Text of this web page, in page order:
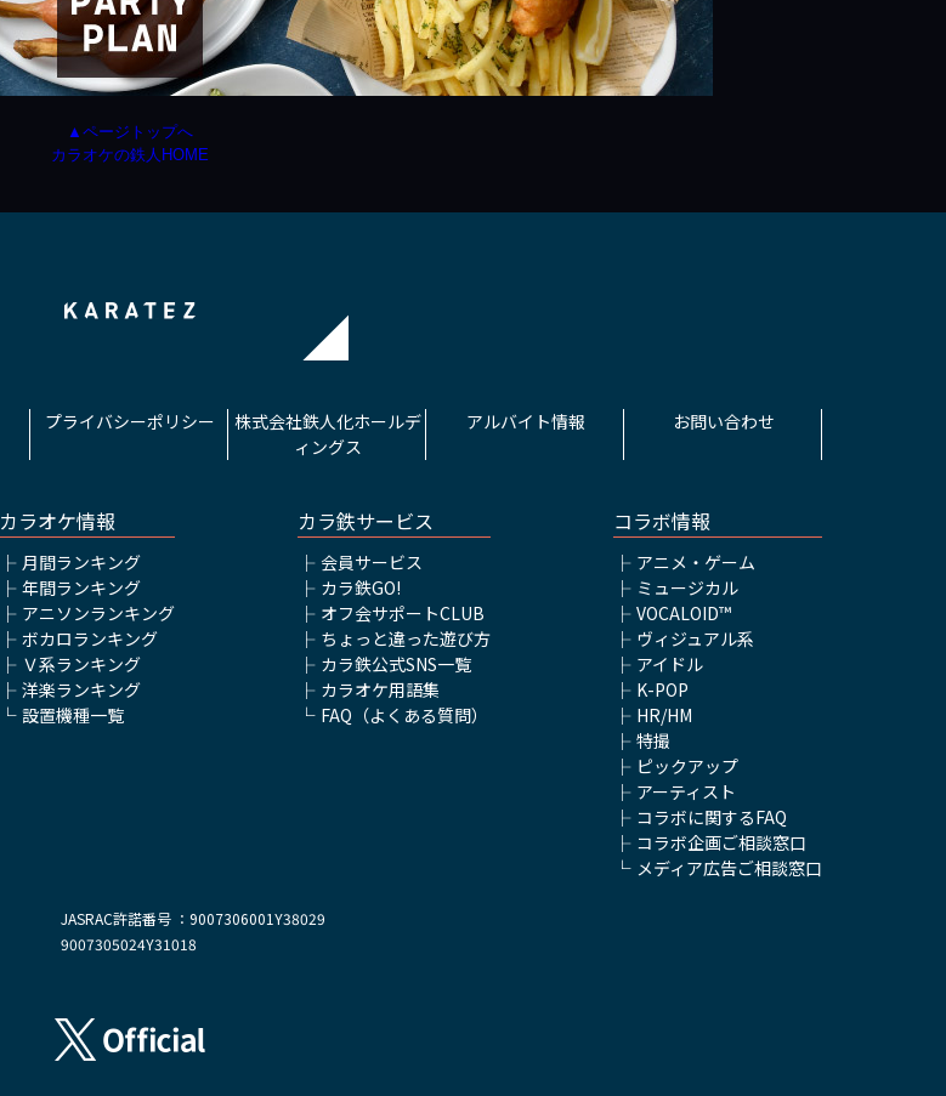
▲ページトップへ
カラオケの鉄人HOME
プライバシーポリシー
株式会社鉄人化ホールデ
ィングス
アルバイト情報 お問い合わせ
カラオケ情報
月間ランキング
年間ランキング
アニソンランキング
ボカロランキング
Ｖ系ランキング
洋楽ランキング
設置機種一覧
カラ鉄サービス
会員サービス
カラ鉄GO!
オフ会サポートCLUB
ちょっと違った遊び方
カラ鉄公式SNS一覧
カラオケ用語集
FAQ（よくある質問）
コラボ情報
アニメ・ゲーム
ミュージカル
VOCALOID™
ヴィジュアル系
アイドル
K-POP
HR/HM
特撮
ピックアップ
アーティスト
コラボに関するFAQ
コラボ企画ご相談窓口
メディア広告ご相談窓口
JASRAC許諾番号 ：9007306001Y38029
9007305024Y31018